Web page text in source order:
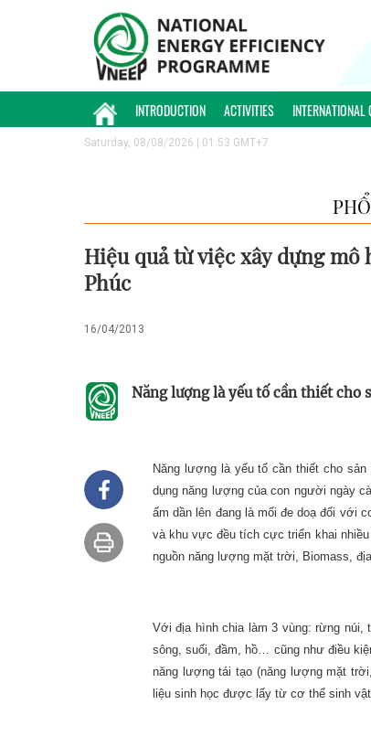
INTRODUCTION ACTIVITIES INTERNATIONAL
Saturday, 08/08/2026 | 01:53 GMT+7
Hiệu quả từ việc xây dựng
Phúc
16/04/2013
Năng lượng là yếu tố cần thiết cho
Năng lượng là yếu tố cần thiết cho
dụng năng lượng của con người ngày
ấm dần lên đang là mối đe doạ đối với
và khu vực đều tích cực triển khai
nguồn năng lượng mặt trời, Biomass,
Với địa hình chia làm 3 vùng: rừng núi,
sông, suối, đầm, hồ… cũng như điều
năng lượng tái tạo (năng lượng mặt
liệu sinh học được lấy từ cơ thể sinh